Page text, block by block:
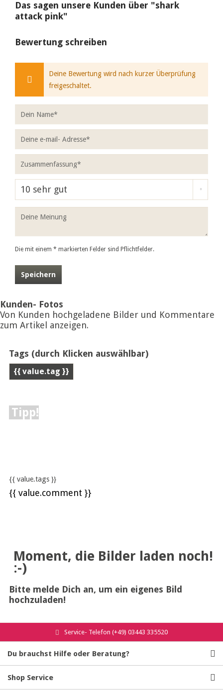
Das sagen unsere Kunden über "shark
attack pink"
Bewertung schreiben
Deine Bewertung wird nach kurzer Überprüfung
freigeschaltet.
Die mit einem * markierten Felder sind Pflichtfelder.
Speichern
Kunden- Fotos
Von Kunden hochgeladene Bilder und Kommentare
zum Artikel anzeigen.
Tags (durch Klicken auswählbar)
{{ value.tag }}
Tipp!
{{ value.tags }}
{{ value.comment }}
Moment, die Bilder laden noch!
:-)
Bitte melde Dich an, um ein eigenes Bild
hochzuladen!
Service- Telefon (+49) 03443 335520
Du brauchst Hilfe oder Beratung?
Shop Service